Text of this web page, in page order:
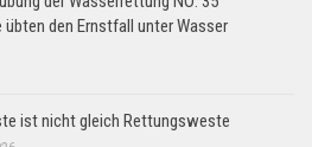
den Ernstfall unter Wasser
ist nicht gleich Rettungsweste